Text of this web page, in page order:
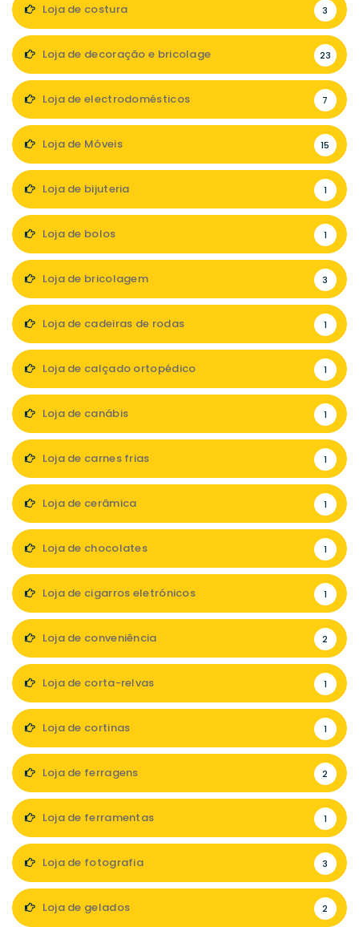
Loja de costura 3
Loja de decoração e bricolage 23
Loja de electrodomésticos 7
Loja de Móveis 15
Loja de bijuteria 1
Loja de bolos 1
Loja de bricolagem 3
Loja de cadeiras de rodas 1
Loja de calçado ortopédico 1
Loja de canábis 1
Loja de carnes frias 1
Loja de cerâmica 1
Loja de chocolates 1
Loja de cigarros eletrónicos 1
Loja de conveniência 2
Loja de corta-relvas 1
Loja de cortinas 1
Loja de ferragens 2
Loja de ferramentas 1
Loja de fotografia 3
Loja de gelados 2